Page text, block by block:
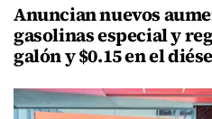
Anuncian nuevos
gasolinas especial y
galón y $0.15 en el